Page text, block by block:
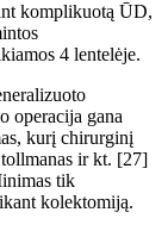
komplikuotą ŪD,
4 lentelėje.
operacija gana
kurį chirurginį
ir kt. [27]
tik
kolektomiją.